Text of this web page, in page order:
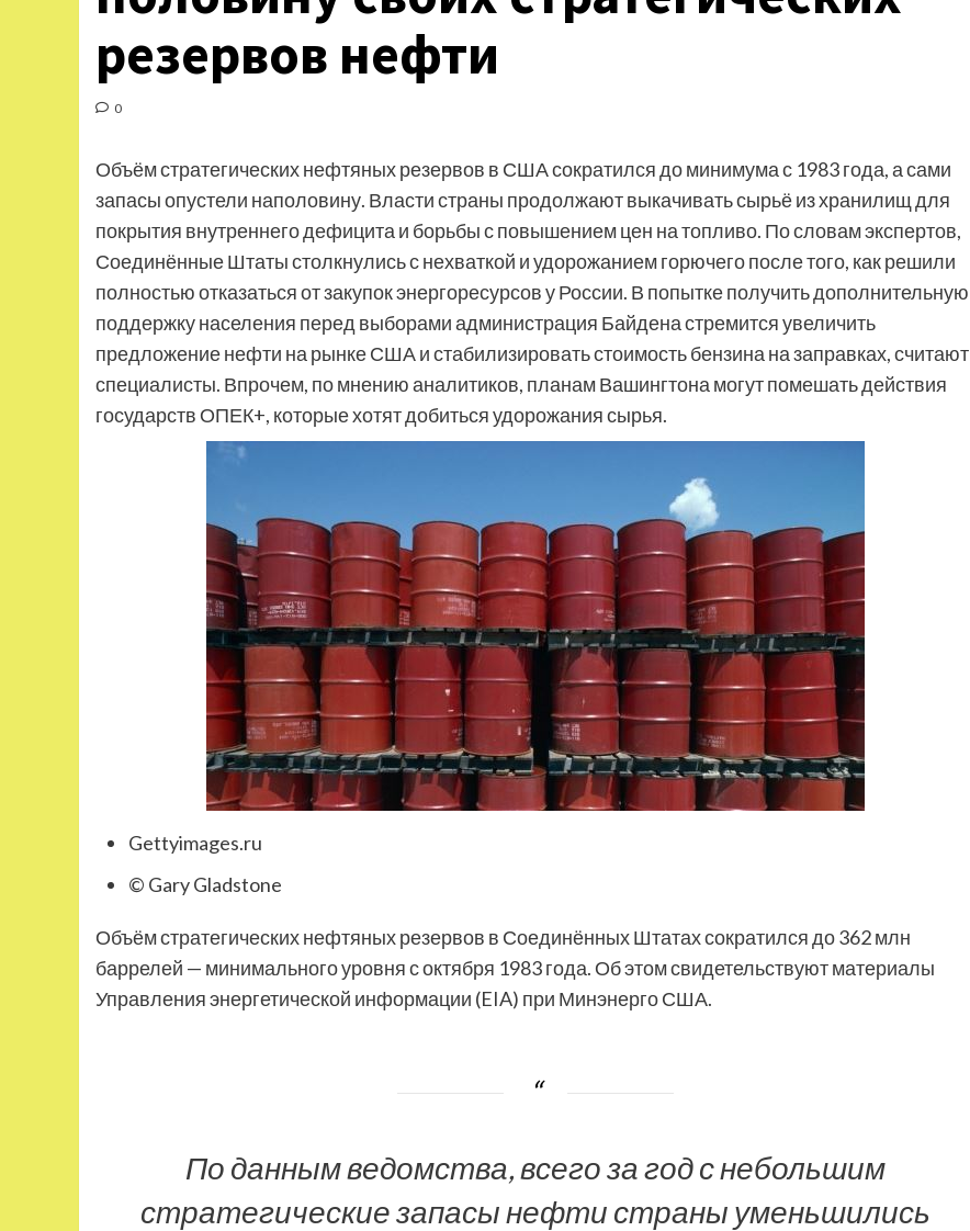
резервов нефти
0
Объём стратегических нефтяных резервов в США сократился до минимума с 1983 года, а сами
запасы опустели наполовину. Власти страны продолжают выкачивать сырьё из хранилищ для
покрытия внутреннего дефицита и борьбы с повышением цен на топливо. По словам экспертов,
Соединённые Штаты столкнулись с нехваткой и удорожанием горючего после того, как решили
полностью отказаться от закупок энергоресурсов у России. В попытке получить дополнительную
поддержку населения перед выборами администрация Байдена стремится увеличить
предложение нефти на рынке США и стабилизировать стоимость бензина на заправках, считают
специалисты. Впрочем, по мнению аналитиков, планам Вашингтона могут помешать действия
государств ОПЕК+, которые хотят добиться удорожания сырья.
Gettyimages.ru
© Gary Gladstone
Объём стратегических нефтяных резервов в Соединённых Штатах сократился до 362 млн
баррелей — минимального уровня с октября 1983 года. Об этом свидетельствуют материалы
Управления энергетической информации (EIA) при Минэнерго США.
По данным ведомства, всего за год с небольшим
стратегические запасы нефти страны уменьшились